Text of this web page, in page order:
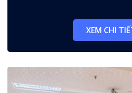
XEM CHI